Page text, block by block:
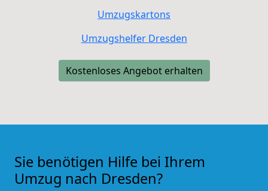
Umzugskartons
Umzugshelfer Dresden
Kostenloses Angebot erhalten
Sie benötigen Hilfe bei Ihrem
Umzug nach Dresden?